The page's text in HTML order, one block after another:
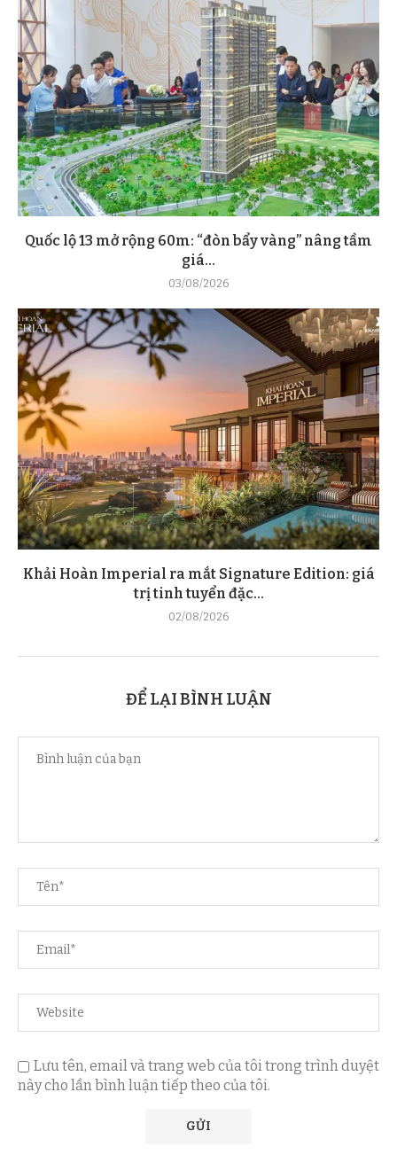
Quốc lộ 13 mở rộng 60m: “đòn bẩy vàng” nâng tầm
giá...
03/08/2026
Khải Hoàn Imperial ra mắt Signature Edition: giá
trị tinh tuyển đặc...
02/08/2026
ĐỂ LẠI BÌNH LUẬN
Lưu tên, email và trang web của tôi trong trình duyệt
này cho lần bình luận tiếp theo của tôi.